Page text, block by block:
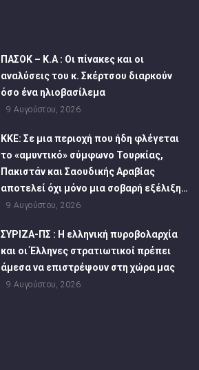
ΠΑΣΟΚ – Κ.Α : Οι πίνακες και οι
αναλύσεις του κ. Σκέρτσου διαρκούν
όσο ένα ηλιοβασίλεμα
9 Αυγούστου, 2026
ΚΚΕ: Σε μια περιοχή που ήδη φλέγεται
το «αμυντικό» σύμφωνο Τουρκίας,
Πακιστάν και Σαουδικής Αραβίας
αποτελεί όχι μόνο μια σοβαρή εξέλιξη…
9 Αυγούστου, 2026
ΣΥΡΙΖΑ-ΠΣ : Η ελληνική πυροβολαρχία
και οι Έλληνες στρατιωτικοί πρέπει
άμεσα να επιστρέψουν στη χώρα μας
9 Αυγούστου, 2026